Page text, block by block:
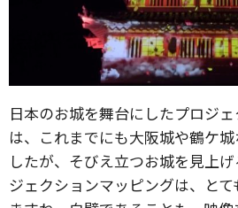
日本のお城を舞台にしたプロジ
は、これまでにも大阪城や鶴ケ
したが、そびえ立つお城を見上
ジェクションマッピングは、と